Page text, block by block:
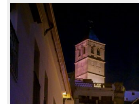
Blog
Marcas colaboradoras
Trabaja con Nosotros
Tienda de Fotos
Tour Virtual 360